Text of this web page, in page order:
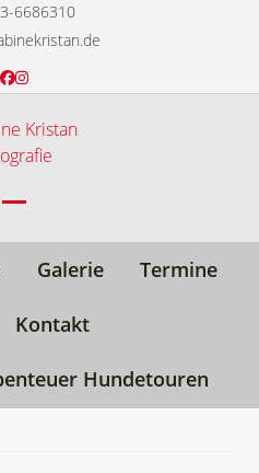
6686310
Facebook
Instagram
mobile
mobile
Galerie Termine
Kontakt
Hundetouren